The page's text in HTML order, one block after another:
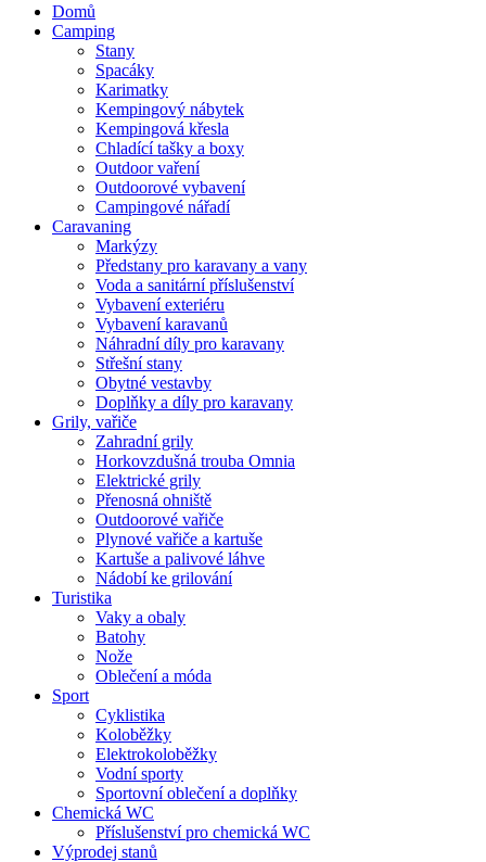
Domů
Camping
Stany
Spacáky
Karimatky
Kempingový nábytek
Kempingová křesla
Chladící tašky a boxy
Outdoor vaření
Outdoorové vybavení
Campingové nářadí
Caravaning
Markýzy
Předstany pro karavany a vany
Voda a sanitární příslušenství
Vybavení exteriéru
Vybavení karavanů
Náhradní díly pro karavany
Střešní stany
Obytné vestavby
Doplňky a díly pro karavany
Grily, vařiče
Zahradní grily
Horkovzdušná trouba Omnia
Elektrické grily
Přenosná ohniště
Outdoorové vařiče
Plynové vařiče a kartuše
Kartuše a palivové láhve
Nádobí ke grilování
Turistika
Vaky a obaly
Batohy
Nože
Oblečení a móda
Sport
Cyklistika
Koloběžky
Elektrokoloběžky
Vodní sporty
Sportovní oblečení a doplňky
Chemická WC
Příslušenství pro chemická WC
Výprodej stanů